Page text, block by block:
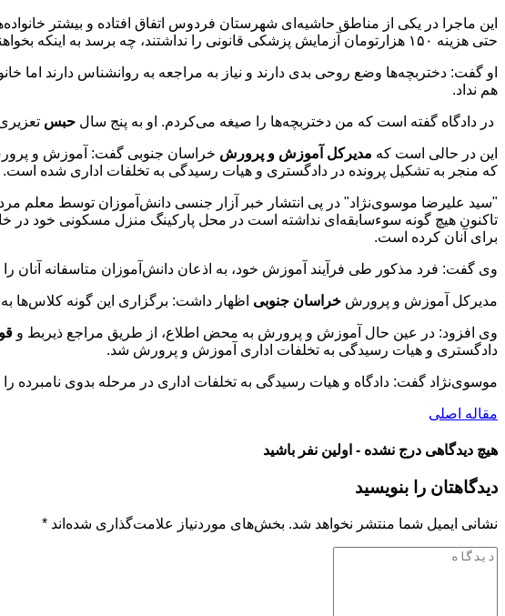
‌این ماجرا در یکی از مناطق حاشیه‌ای شهرستان فردوس اتفاق افتاده و بیشتر
حتی هزینه ۱۵۰ هزارتومان آزمایش پزشکی قانونی را نداشتند، ‌چه برسد به اینکه بخواهند نفری حدود یک میلیون تومان
او گفت: دختربچه‌ها وضع روحی بدی دارند و نیاز به مراجعه به روانشناس دارند اما
هم نداد.
‌ در دادگاه گفته است که من دختربچه‌ها را صیغه می‌کردم. او به پنج سال حبس تعزیری درجه ۵ محکوم شده و دغدغه خانواده‌ها این است
این در حالی است که مدیرکل آموزش و پرورش خراسان جنوبی گفت: آموزش و
که منجر به تشکیل پرونده در دادگستری و هیات رسیدگی به تخلفات اداری شده است.
تاکنون هیچ گونه سوء‌سابقه‌ای نداشته است در محل پارکینگ منزل مسکونی خود در
برای آنان کرده است.
وی گفت: فرد مذکور طی فرآیند آموزش خود، به اذعان دانش‌آموزان متاسفانه آنان
مدیرکل آموزش و پرورش خراسان جنوبی اظهار داشت: برگزاری این گونه کلاس‌ها
وی افزود: در عین حال آموزش و پرورش به محض اطلاع، از طریق مراجع ذیربط و
دادگستری و هیات رسیدگی به تخلفات اداری آموزش و پرورش شد.
موسوی‌نژاد گفت: دادگاه و هیات رسیدگی به تخلفات اداری در مرحله بدوی نامبرده
مقاله اصلی
هیچ دیدگاهی درج نشده - اولین نفر باشید
دیدگاهتان را بنویسید
نشانی ایمیل شما منتشر نخواهد شد. بخش‌های موردنیاز علامت‌گذاری شده‌اند *